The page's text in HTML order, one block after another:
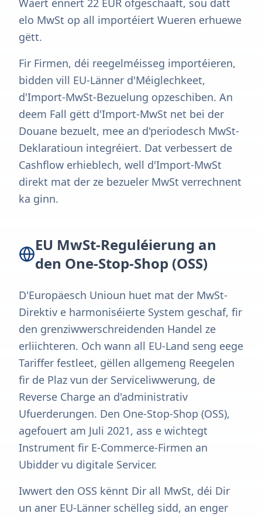
Wäert ënnert 22 EUR ofgeschaaft, sou datt
elo MwSt op all importéiert Wueren erhuewe
gëtt.
Fir Firmen, déi reegelméisseg importéieren,
bidden vill EU-Länner d'Méiglechkeet,
d'Import-MwSt-Bezuelung opzeschiben. An
deem Fall gëtt d'Import-MwSt net bei der
Douane bezuelt, mee an d'periodesch MwSt-
Deklaratioun integréiert. Dat verbessert de
Cashflow erhieblech, well d'Import-MwSt
direkt mat der ze bezueler MwSt verrechnent
ka ginn.
EU MwSt-Reguléierung an
den One-Stop-Shop (OSS)
D'Europäesch Unioun huet mat der MwSt-
Direktiv e harmoniséierte System geschaf, fir
den grenziwwerschreidenden Handel ze
erliichteren. Och wann all EU-Land seng eege
Tariffer festleet, gëllen allgemeng Reegelen
fir de Plaz vun der Serviceliwwerung, de
Reverse Charge an d'administrativ
Ufuerderungen. Den One-Stop-Shop (OSS),
agefouert am Juli 2021, ass e wichtegt
Instrument fir E-Commerce-Firmen an
Ubidder vu digitale Servicer.
Iwwert den OSS kënnt Dir all MwSt, déi Dir
un aner EU-Länner schëlleg sidd, an enger